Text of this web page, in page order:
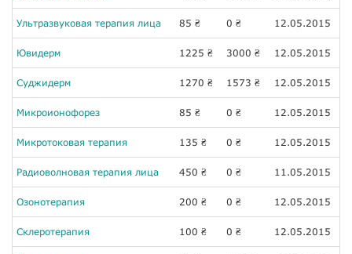
Ультразвуковая терапия лица 85 ₴ 0 ₴ 12.05.2015
Ювидерм 1225 ₴ 3000 ₴ 12.05.2015
Суджидерм 1270 ₴ 1573 ₴ 12.05.2015
Микроионофорез 85 ₴ 0 ₴ 12.05.2015
Микротоковая терапия 135 ₴ 0 ₴ 12.05.2015
Радиоволновая терапия лица 450 ₴ 0 ₴ 11.05.2015
Озонотерапия 200 ₴ 0 ₴ 12.05.2015
Склеротерапия 100 ₴ 0 ₴ 12.05.2015